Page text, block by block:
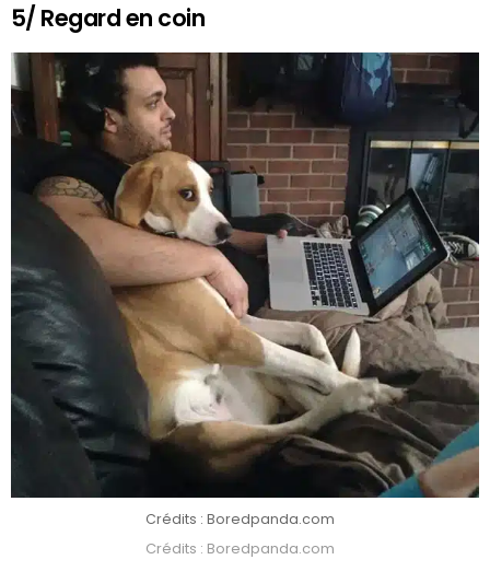
5/ Regard en coin
Crédits : Boredpanda.com
Crédits : Boredpanda.com